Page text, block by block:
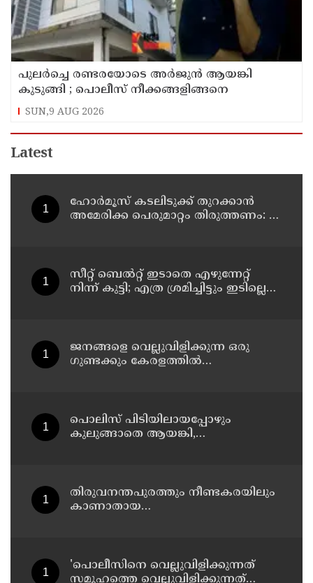
പുലര്‍ച്ചെ രണ്ടരയോടെ അര്‍ജുന്‍ ആയങ്കി
കുടുങ്ങി ; പൊലീസ് നീക്കങ്ങളിങ്ങനെ
SUN,9 AUG 2026
Latest
ഹോര്‍മൂസ് കടലിടുക്ക് തുറക്കാന്‍
അമേരിക്ക പെരുമാറ്റം തിരുത്തണം: 6
സീറ്റ് ബെല്‍റ്റ് ഇടാതെ എഴുന്നേറ്റ്
നിന്ന് കുട്ടി; എത്ര ശ്രമിച്ചിട്ടും ഇടില്ലെന്ന്
ജനങ്ങളെ വെല്ലുവിളിക്കുന്ന ഒരു
ഗുണ്ടക്കും കേരളത്തില്‍
പൊലിസ് പിടിയിലായപ്പോഴും
കുലുങ്ങാതെ ആയങ്കി,
തിരുവനന്തപുരത്തും നീണ്ടകരയിലും
കാണാതായ
'പൊലീസിനെ വെല്ലുവിളിക്കുന്നത്
സമൂഹത്തെ വെല്ലുവിളിക്കുന്നത്